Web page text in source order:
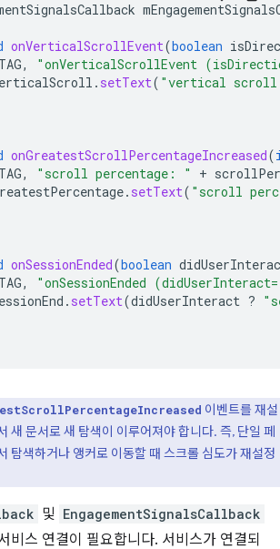
onVerticalScrollEvent(boolean
TAG,
"onVerticalScrollEvent
. setText( "vertical
onGreatestScrollPercentageIncreased(
TAG, "scroll percentage: " +
. setText( "scroll
onSessionEnded(boolean
TAG,
"onSessionEnded
. setText(didUserInteract ?
이벤트를 재설
새 문서로 새 탐색이 이루어져야 합니다. 즉, 단일 페
탐색하거나 앵커로 이동할 때 스크롤 심도가 재설정
및 EngagementSignalsCallback
비스 연결이 필요합니다. 서비스가 연결되